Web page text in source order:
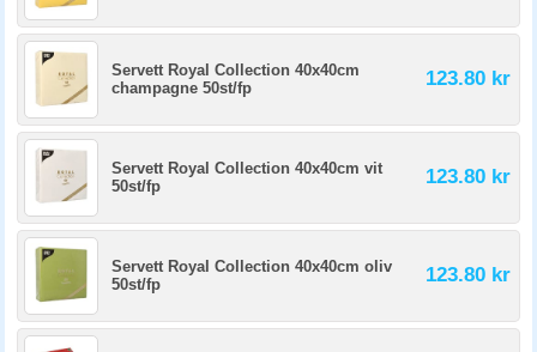
Servett Royal Collection 40x40cm
champagne 50st/fp
123.80 kr
Servett Royal Collection 40x40cm vit
50st/fp
123.80 kr
Servett Royal Collection 40x40cm oliv
50st/fp
123.80 kr